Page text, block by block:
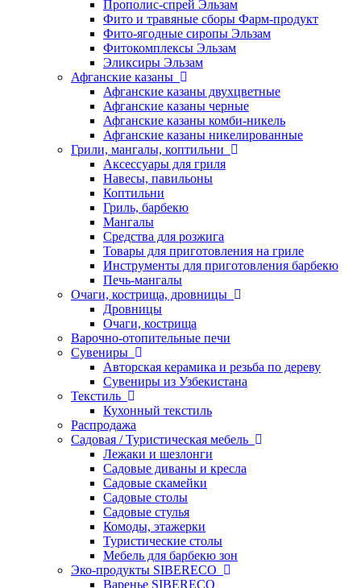
Прополис-спрей Эльзам
Фито и травяные сборы Фарм-продукт
Фито-ягодные сиропы Эльзам
Фитокомплексы Эльзам
Эликсиры Эльзам
Афганские казаны
Афганские казаны двухцветные
Афганские казаны черные
Афганские казаны комби-никель
Афганские казаны никелированные
Грили, мангалы, коптильни
Аксессуары для гриля
Навесы, павильоны
Коптильни
Гриль, барбекю
Мангалы
Средства для розжига
Товары для приготовления на гриле
Инструменты для приготовления барбекю
Печь-мангалы
Очаги, кострища, дровницы
Дровницы
Очаги, кострища
Варочно-отопительные печи
Сувениры
Авторская керамика и резьба по дереву
Сувениры из Узбекистана
Текстиль
Кухонный текстиль
Распродажа
Садовая / Туристическая мебель
Лежаки и шезлонги
Садовые диваны и кресла
Садовые скамейки
Садовые столы
Садовые стулья
Комоды, этажерки
Туристические столы
Мебель для барбекю зон
Эко-продукты SIBERECO
Варенье SIBERECO